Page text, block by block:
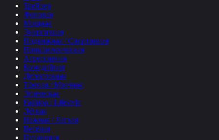
Трейлер
Фоновая
Мощная
Энергичная
Подвижная / Спортивная
Приключенческая
Агрессивная
Комедийная
Детективная
Тёмная / Мрачная
Эпическая
Fashion / Lifestyle
Лёгкая
Нежная / Легкая
Весёлая
Пугающая